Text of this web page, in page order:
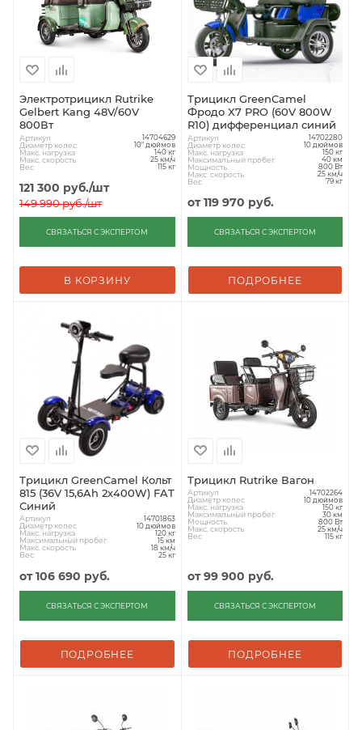
Электротрицикл Rutrike
Gelbert Kang 48V/60V
800Вт
Артикул 14704629
Диаметр колес 10" дюймов
Макс. нагрузка 140 кг
Макс. скорость 25 км/ч
Вес 115 кг
121 300 руб./шт
149 990руб./шт
СВЯЗАТЬСЯ С ЭКСПЕРТОМ
В КОРЗИНУ
Трицикл GreenCamel
Фродо X7 PRO (60V 800W
R10) дифференциал синий
Артикул 14702280
Диаметр колес 10 дюймов
Макс. нагрузка 150 кг
Максимальный пробег 40 км
Мощность 800 Вт
Макс. скорость 25 км/ч
Вес 79 кг
от119 970 руб.
СВЯЗАТЬСЯ С ЭКСПЕРТОМ
ПОДРОБНЕЕ
Трицикл GreenCamel Кольт
815 (36V 15,6Ah 2x400W) FAT
Синий
Артикул 14701863
Диаметр колес 10 дюймов
Макс. нагрузка 120 кг
Максимальный пробег 15 км
Макс. скорость 18 км/ч
Вес 25 кг
от106 690 руб.
СВЯЗАТЬСЯ С ЭКСПЕРТОМ
ПОДРОБНЕЕ
Трицикл Rutrike Вагон
Артикул 14702264
Диаметр колес 10 дюймов
Макс. нагрузка 150 кг
Максимальный пробег 30 км
Мощность 800 Вт
Макс. скорость 25 км/ч
Вес 115 кг
от99 900 руб.
СВЯЗАТЬСЯ С ЭКСПЕРТОМ
ПОДРОБНЕЕ